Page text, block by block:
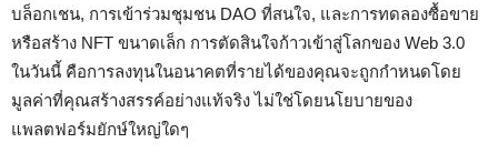
บล็อกเชน, การเข้าร่วมชุมชน DAO ที่สนใจ, และการทดลองซื้อขาย
หรือสร้าง NFT ขนาดเล็ก การตัดสินใจก้าวเข้าสู่โลกของ Web 3.0
ในวันนี้ คือการลงทุนในอนาคตที่รายได้ของคุณจะถูกกำหนดโดย
มูลค่าที่คุณสร้างสรรค์อย่างแท้จริง ไม่ใช่โดยนโยบายของ
แพลตฟอร์มยักษ์ใหญ่ใดๆ